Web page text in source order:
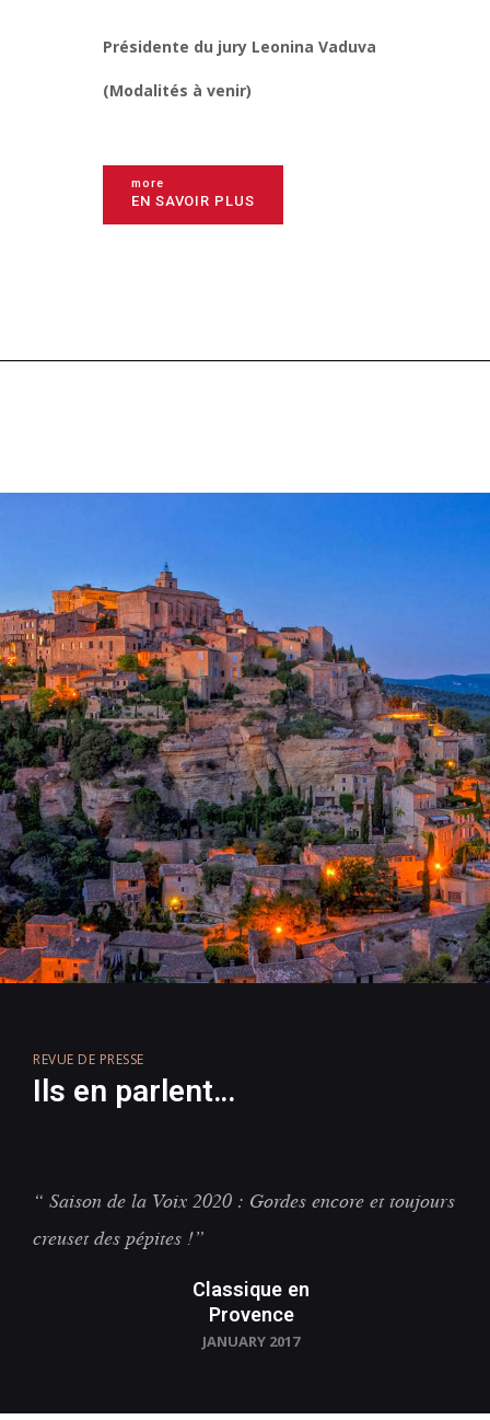
Présidente du jury Leonina Vaduva
(Modalités à venir)
more
EN SAVOIR PLUS
REVUE DE PRESSE
Ils en parlent…
“ Saison de la Voix 2020 : Gordes encore et toujours
creuset des pépites !”
Classique en
Provence
JANUARY 2017